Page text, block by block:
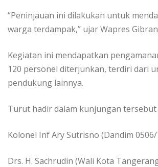
“Peninjauan ini dilakukan untuk
warga terdampak,” ujar Wapres
Kegiatan ini mendapatkan
120 personel diterjunkan, terdiri dari
pendukung lainnya.
Turut hadir dalam kunjungan tersebut
Kolonel Inf Ary Sutrisno (Dandim
Drs. H. Sachrudin (Wali Kota